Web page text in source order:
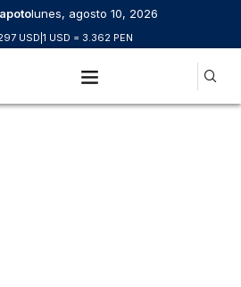
lunes, agosto 10, 2026
USD 1 USD = 3.362 PEN